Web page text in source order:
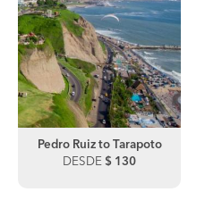
Pedro Ruiz to Tarapoto
DESDE $ 130